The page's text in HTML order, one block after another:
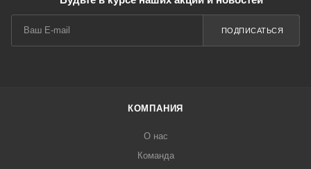
ПОДПИСАТЬСЯ
КОМПАНИЯ
О нас
Команда